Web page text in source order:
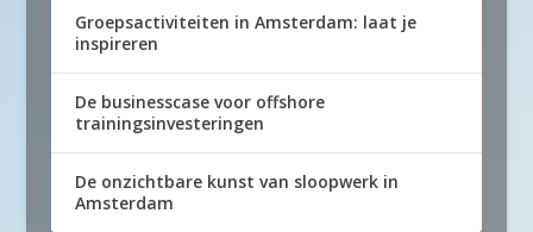
Groepsactiviteiten in Amsterdam: laat je
inspireren
De businesscase voor offshore
trainingsinvesteringen
De onzichtbare kunst van sloopwerk in
Amsterdam